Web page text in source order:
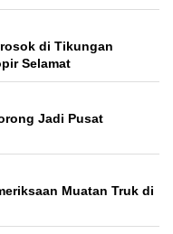
di Tikungan
Selamat
Jadi Pusat
Muatan Truk di